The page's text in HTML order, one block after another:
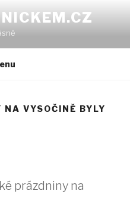
VYSOČINĚ BYLY
prázdniny na